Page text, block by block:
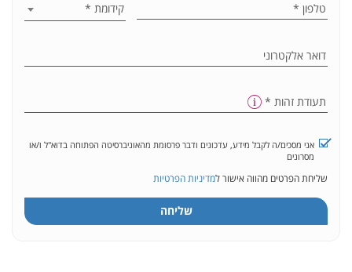
תעודת זהות*
טלפון* קידומת *
דואר אלקטרוני
אני מסכים/ה לקבל מידע, עדכונים ודבר פרסומת מהאוניברסיטה הפתוחה בדוא"ל ו/או
מסרונים
שליחת הפרטים מהווה אישור למדיניות הפרטיות